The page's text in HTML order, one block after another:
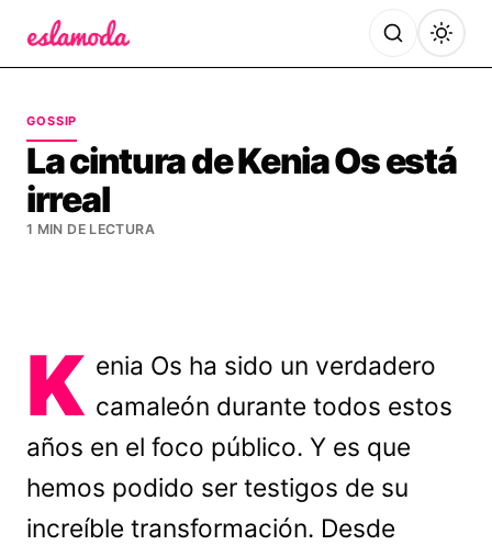
GOSSIP
La cintura de Kenia Os está
irreal
1 MIN DE LECTURA
K enia Os ha sido un verdadero
camaleón durante todos estos
años en el foco público. Y es que
hemos podido ser testigos de su
increíble transformación. Desde